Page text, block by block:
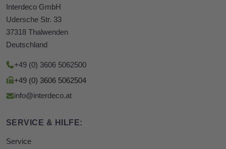
Interdeco GmbH
Udersche Str. 33
37318 Thalwenden
Deutschland
+49 (0) 3606 5062500
+49 (0) 3606 5062504
info@interdeco.at
SERVICE & HILFE:
Service